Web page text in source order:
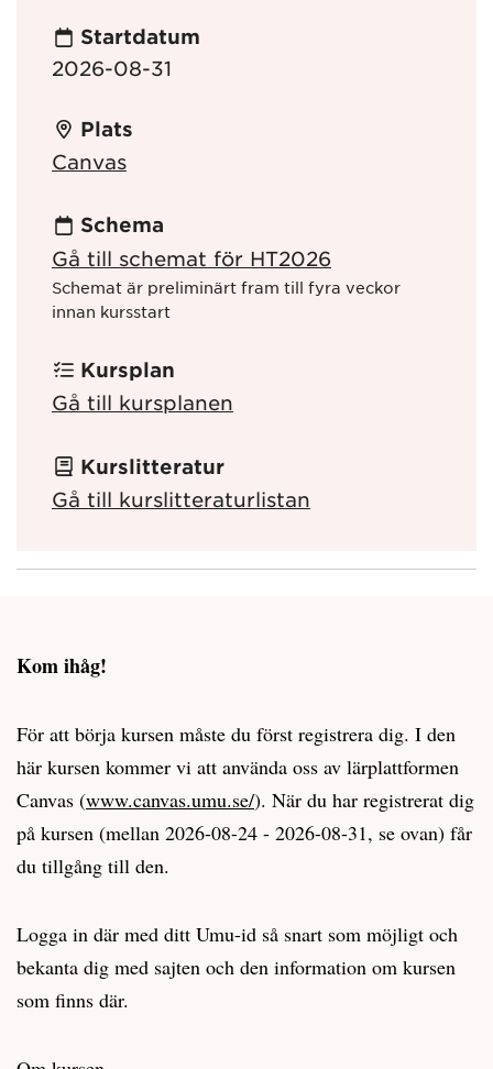
Startdatum
2026-08-31
Plats
Canvas
Schema
Gå till schemat för HT2026
Schemat är preliminärt fram till fyra veckor
innan kursstart
Kursplan
Gå till kursplanen
Kurslitteratur
Gå till kurslitteraturlistan
Kom ihåg!
För att börja kursen måste du först registrera dig. I den
här kursen kommer vi att använda oss av lärplattformen
Canvas (www.canvas.umu.se/). När du har registrerat dig
på kursen (mellan 2026-08-24 - 2026-08-31, se ovan) får
du tillgång till den.
Logga in där med ditt Umu-id så snart som möjligt och
bekanta dig med sajten och den information om kursen
som finns där.